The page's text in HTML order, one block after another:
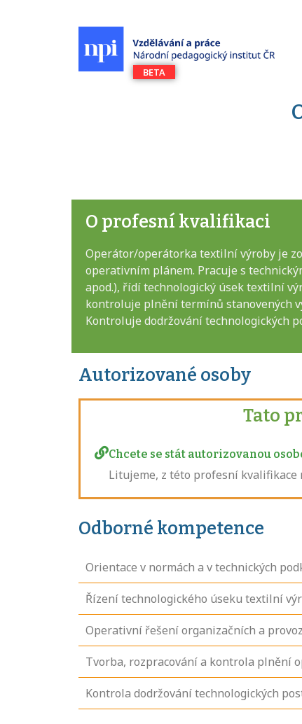
O profesní kvalifikaci
Operátor/operátorka textilní výroby je
operativním plánem. Pracuje s
apod.), řídí technologický úsek textilní
kontroluje plnění termínů stanovených
Kontroluje dodržování technologických
Autorizované osoby
Tato
Chcete se stát autorizovanou
Litujeme, z této profesní kvalifikace
Odborné kompetence
Orientace v normách a v technických
Řízení technologického úseku textilní
Operativní řešení organizačních a
Tvorba, rozpracování a kontrola plnění
Kontrola dodržování technologických